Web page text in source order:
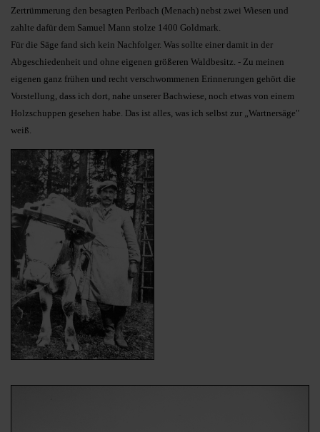
Zertrümmerung den besagten Perlbach (Menach) nebst zwei Wiesen und
zahlte dafür dem Samuel Mann stolze 1400 Goldmark.
Für die Säge fand sich kein Nachfolger. Was sollte einer damit in der
Abgeschiedenheit und ohne eigenen größeren Waldbesitz. - Zu meinen
eigenen ganz frühen und recht verschwommenen Erinnerungen gehört die
Vorstellung, dass ich dort, nahe unserer Bachwiese, noch etwas von einem
Holzschuppen gesehen habe. Das ist alles, was ich selbst zur „Wartnersäge"
weiß.